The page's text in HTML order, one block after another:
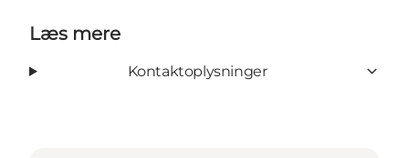
Læs mere
Kontaktoplysninger